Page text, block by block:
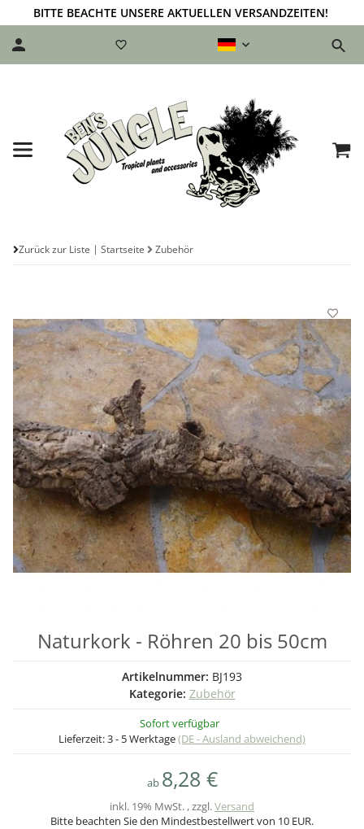
BITTE BEACHTE UNSERE AKTUELLEN VERSANDZEITEN!
Zurück zur Liste Startseite Zubehör
Naturkork - Röhren 20 bis 50cm
Artikelnummer: BJ193
Kategorie: Zubehör
Sofort verfügbar
Lieferzeit:3 - 5 Werktage(DE - Ausland abweichend)
ab 8,28 €
inkl. 19% MwSt. , zzgl.Versand
Bitte beachten Sie den Mindestbestellwert von 10 EUR.